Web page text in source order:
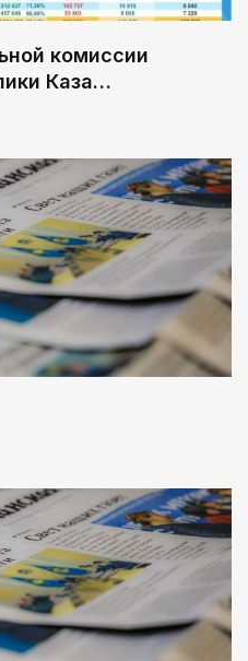
Amazon
проект
года
комиссии
Каза…